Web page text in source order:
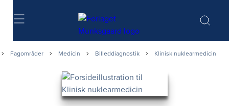
Søg
Fagområder Medicin Billeddiagnostik Klinisk nuklearmedicin